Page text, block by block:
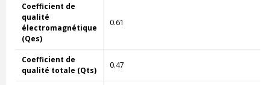
Coefficient de
qualité
électromagnétique
(Qes)
0.61
Coefficient de
qualité totale (Qts)
0.47